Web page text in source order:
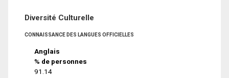
Diversité Culturelle
CONNAISSANCE DES LANGUES OFFICIELLES
Anglais
% de personnes
91.14